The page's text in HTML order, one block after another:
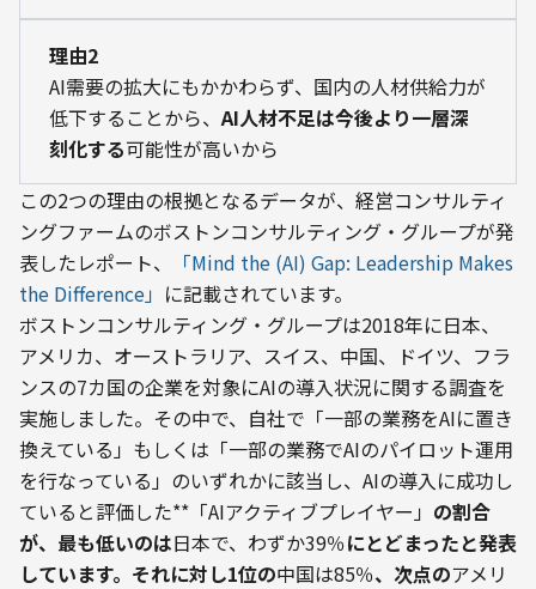
理由2
AI需要の拡大にもかかわらず、国内の人材供給力が
低下することから、AI人材不足は今後より一層深
刻化する可能性が高いから
この2つの理由の根拠となるデータが、経営コンサルティ
ングファームのボストンコンサルティング・グループが発
表したレポート、
「Mind the (AI) Gap: Leadership Makes
the Difference」 に記載されています。
ボストンコンサルティング・グループは2018年に日本、
アメリカ、オーストラリア、スイス、中国、ドイツ、フラ
ンスの7カ国の企業を対象にAIの導入状況に関する調査を
実施しました。その中で、自社で「一部の業務をAIに置き
換えている」もしくは「一部の業務でAIのパイロット運用
を行なっている」のいずれかに該当し、AIの導入に成功し
ていると評価した**「AIアクティブプレイヤー」 の割合
が、最も低いのは日本で、わずか39％にとどまったと発表
しています。それに対し1位の中国は85％、次点のアメリ